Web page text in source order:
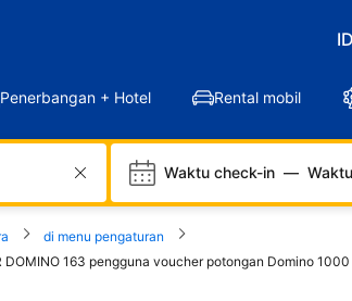
Penerbangan + Hotel Rental mobil
Waktu check-in —
di menu pengaturan
163 pengguna voucher potongan Domino